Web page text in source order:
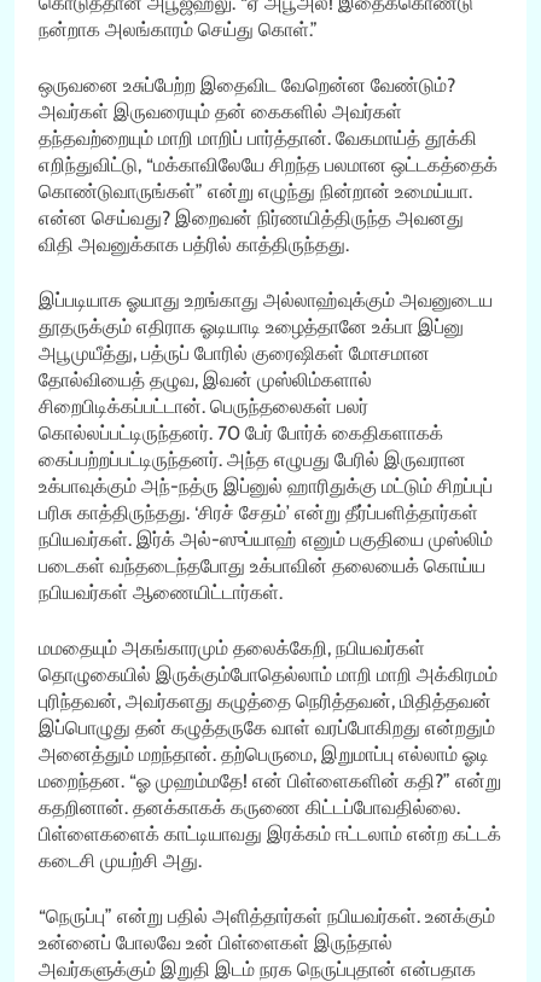
நன்றாக அலங்காரம் செய்து கொள்.”
ஒருவனை உசுப்பேற்ற இதைவிட வேறென்ன வேண்டும்?
அவர்கள் இருவரையும் தன் கைகளில் அவர்கள்
தந்தவற்றையும் மாறி மாறிப் பார்த்தான். வேகமாய்த் தூக்கி
எறிந்துவிட்டு, “மக்காவிலேயே சிறந்த பலமான ஒட்டகத்தைக்
கொண்டுவாருங்கள்” என்று எழுந்து நின்றான் உமைய்யா.
என்ன செய்வது? இறைவன் நிர்ணயித்திருந்த அவனது
விதி அவனுக்காக பத்ரில் காத்திருந்தது.
இப்படியாக ஓயாது உறங்காது அல்லாஹ்வுக்கும் அவனுடைய
தூதருக்கும் எதிராக ஓடியாடி உழைத்தானே உக்பா இப்னு
அபூமுயீத்து, பத்ருப் போரில் குரைஷிகள் மோசமான
தோல்வியைத் தழுவ, இவன் முஸ்லிம்களால்
சிறைபிடிக்கப்பட்டான். பெருந்தலைகள் பலர்
கொல்லப்பட்டிருந்தனர். 70 பேர் போர்க் கைதிகளாகக்
கைப்பற்றப்பட்டிருந்தனர். அந்த எழுபது பேரில் இருவரான
உக்பாவுக்கும் அந்-நத்ரு இப்னுல் ஹாரிதுக்கு மட்டும் சிறப்புப்
பரிசு காத்திருந்தது. ‘சிரச் சேதம்’ என்று தீர்ப்பளித்தார்கள்
நபியவர்கள். இர்க் அல்-ஸுப்யாஹ் எனும் பகுதியை முஸ்லிம்
படைகள் வந்தடைந்தபோது உக்பாவின் தலையைக் கொய்ய
நபியவர்கள் ஆணையிட்டார்கள்.
மமதையும் அகங்காரமும் தலைக்கேறி, நபியவர்கள்
தொழுகையில் இருக்கும்போதெல்லாம் மாறி மாறி அக்கிரமம்
புரிந்தவன், அவர்களது கழுத்தை நெரித்தவன், மிதித்தவன்
இப்பொழுது தன் கழுத்தருகே வாள் வரப்போகிறது என்றதும்
அனைத்தும் மறந்தான். தற்பெருமை, இறுமாப்பு எல்லாம் ஓடி
மறைந்தன. “ஓ முஹம்மதே! என் பிள்ளைகளின் கதி?” என்று
கதறினான். தனக்காகக் கருணை கிட்டப்போவதில்லை.
பிள்ளைகளைக் காட்டியாவது இரக்கம் ஈட்டலாம் என்ற கட்டக்
கடைசி முயற்சி அது.
“நெருப்பு” என்று பதில் அளித்தார்கள் நபியவர்கள். உனக்கும்
உன்னைப் போலவே உன் பிள்ளைகள் இருந்தால்
அவர்களுக்கும் இறுதி இடம் நரக நெருப்புதான் என்பதாக